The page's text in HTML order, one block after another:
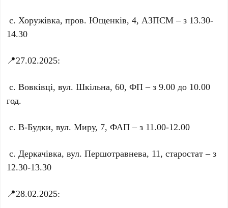
с. Хоружівка, пров. Ющенків, 4, АЗПСМ – з 13.30-
14.30
📍27.02.2025:
с. Вовківці, вул. Шкільна, 60, ФП – з 9.00 до 10.00
год.
с. В-Будки, вул. Миру, 7, ФАП – з 11.00-12.00
с. Деркачівка, вул. Першотравнева, 11, старостат – з
12.30-13.30
📍28.02.2025: